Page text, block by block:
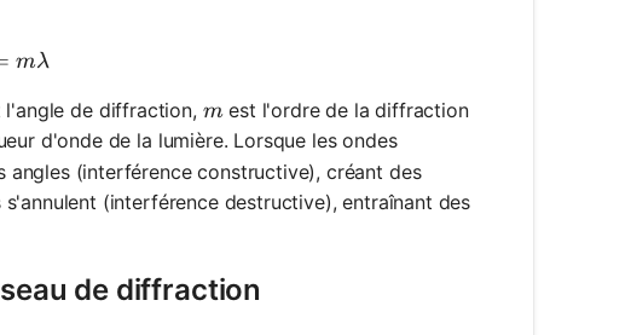
\sin \theta = m \lambda
mλ
l'angle de diffraction, m
mest l'ordre de la diffraction
d'onde de la lumière. Lorsque les ondes
angles (interférence constructive), créant des
(interférence destructive), entraînant des
de diffraction